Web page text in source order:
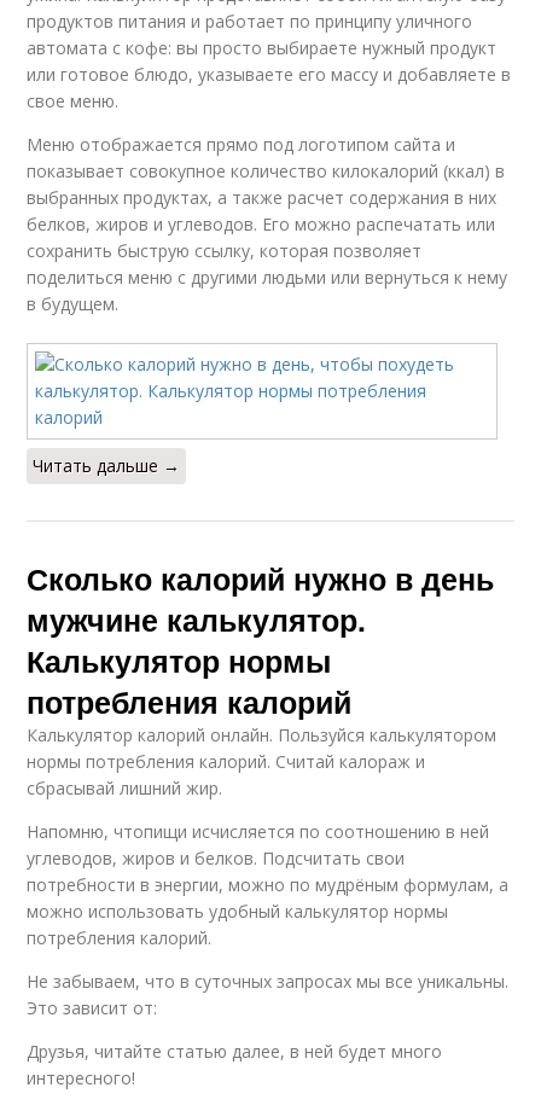
продуктов питания и работает по принципу уличного
автомата с кофе: вы просто выбираете нужный продукт
или готовое блюдо, указываете его массу и добавляете в
свое меню.
Меню отображается прямо под логотипом сайта и
показывает совокупное количество килокалорий (ккал) в
выбранных продуктах, а также расчет содержания в них
белков, жиров и углеводов. Его можно распечатать или
сохранить быструю ссылку, которая позволяет
поделиться меню с другими людьми или вернуться к нему
в будущем.
Читать дальше →
Сколько калорий нужно в день
мужчине калькулятор.
Калькулятор нормы
потребления калорий
Калькулятор калорий онлайн. Пользуйся калькулятором
нормы потребления калорий. Считай калораж и
сбрасывай лишний жир.
Напомню, чтопищи исчисляется по соотношению в ней
углеводов, жиров и белков. Подсчитать свои
потребности в энергии, можно по мудрёным формулам, а
можно использовать удобный калькулятор нормы
потребления калорий.
Не забываем, что в суточных запросах мы все уникальны.
Это зависит от:
Друзья, читайте статью далее, в ней будет много
интересного!